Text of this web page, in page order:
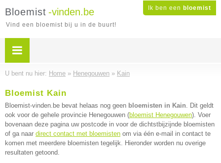
Ik ben een bloemist
Bloemist -vinden.be
Vind een bloemist bij u in de buurt!
U bent nu hier: Home » Henegouwen » Kain
Bloemist Kain
Bloemist-vinden.be bevat helaas nog geen bloemisten in Kain. Dit geldt
ook voor de gehele provincie Henegouwen (bloemist Henegouwen). Voer
bovenaan deze pagina uw postcode in voor de dichtstbijzijnde bloemisten
of ga naar direct contact met bloemisten om via één e-mail in contact te
komen met meerdere bloemisten tegelijk. Hieronder worden nu overige
resultaten getoond.